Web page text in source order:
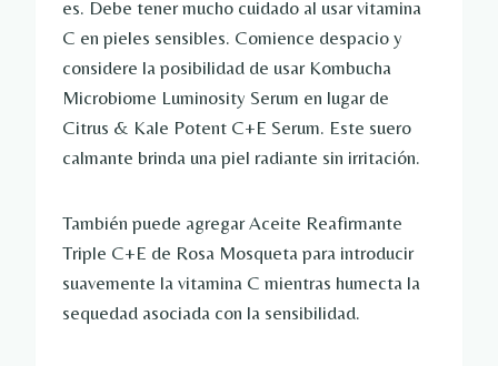
es. Debe tener mucho cuidado al usar vitamina
C en pieles sensibles. Comience despacio y
considere la posibilidad de usar Kombucha
Microbiome Luminosity Serum en lugar de
Citrus & Kale Potent C+E Serum. Este suero
calmante brinda una piel radiante sin irritación.
También puede agregar Aceite Reafirmante
Triple C+E de Rosa Mosqueta para introducir
suavemente la vitamina C mientras humecta la
sequedad asociada con la sensibilidad.